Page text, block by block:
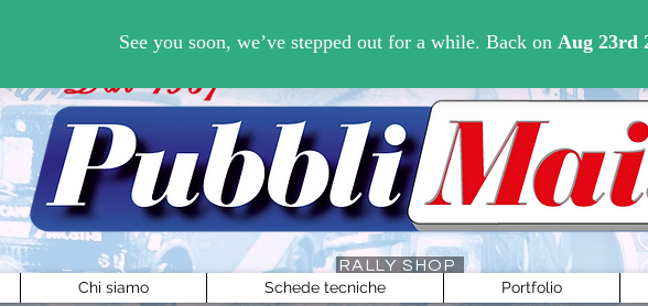
RALLY SHOP
Chi siamo Schede tecniche Portfolio